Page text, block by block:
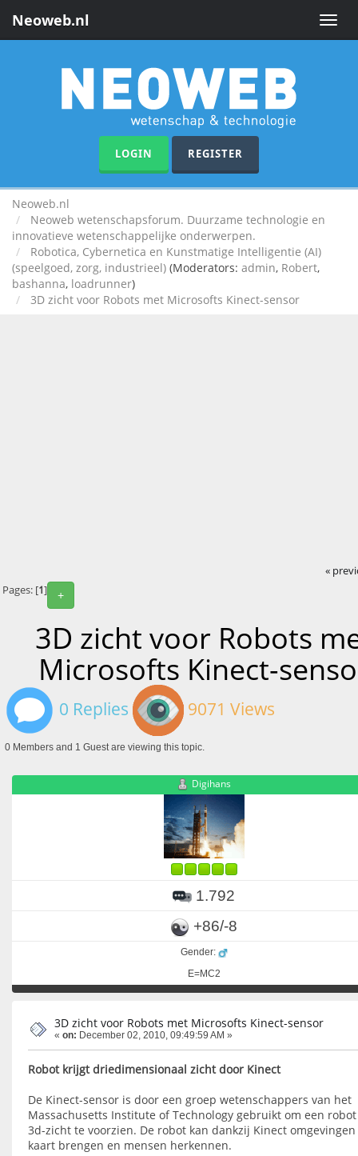
Toggle
Neoweb.nl
LOGIN REGISTER
Neoweb.nl
Neoweb wetenschapsforum. Duurzame technologie en
innovatieve wetenschappelijke onderwerpen.
Robotica, Cybernetica en Kunstmatige Intelligentie (AI)
(speelgoed, zorg, industrieel) (Moderators: admin, Robert,
bashanna, loadrunner)
3D zicht voor Robots met Microsofts Kinect-sensor
«
+
Pages: [1]
3D zicht voor Robots
Microsofts Kinect-
0 Replies 9071 Views
0 Members and 1 Guest are viewing this topic.
Digihans
1.792
+86/-8
Gender:
E=MC2
3D zicht voor Robots met Microsofts Kinect-sensor
« on: December 02, 2010, 09:49:59 AM »
Robot krijgt driedimensionaal zicht door Kinect
De Kinect-sensor is door een groep wetenschappers van het
Massachusetts Institute of Technology gebruikt om een
3d-zicht te voorzien. De robot kan dankzij Kinect
kaart brengen en mensen herkennen.